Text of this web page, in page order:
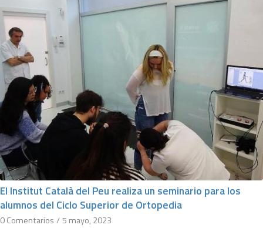
El Institut Català del Peu realiza un seminario para los
alumnos del Ciclo Superior de Ortopedia
0 Comentarios /5 mayo, 2023